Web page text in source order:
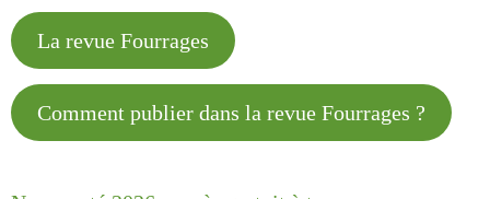
La revue Fourrages
Comment publier dans la revue